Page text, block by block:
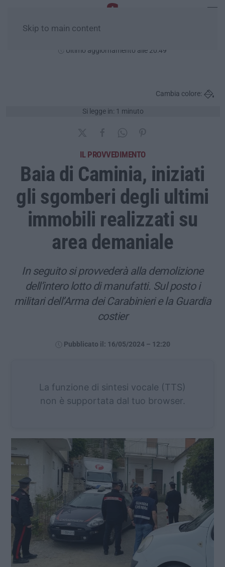
Skip to main content
Ultimo aggiornamento alle 20:49
Si legge in: 1 minuto
Cambia colore:
IL PROVVEDIMENTO
Baia di Caminia, iniziati
gli sgomberi degli ultimi
immobili realizzati su
area demaniale
In seguito si provvederà alla demolizione
dell’intero lotto di manufatti. Sul posto i
militari dell’Arma dei Carabinieri e la Guardia
costier
Pubblicato il: 16/05/2024 – 12:20
La funzione di sintesi vocale (TTS)
non è supportata dal tuo browser.